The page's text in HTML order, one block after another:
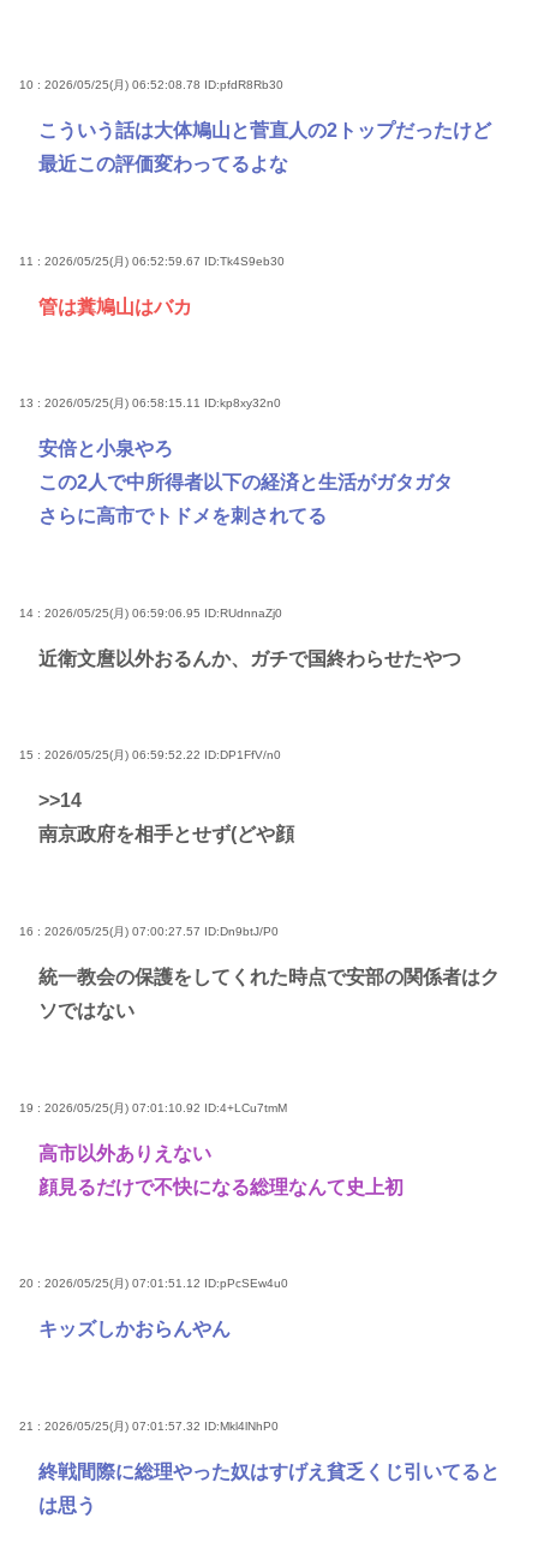
10 : 2026/05/25(月) 06:52:08.78 ID:pfdR8Rb30
こういう話は大体鳩山と菅直人の2トップだったけど
最近この評価変わってるよな
11 : 2026/05/25(月) 06:52:59.67 ID:Tk4S9eb30
管は糞鳩山はバカ
13 : 2026/05/25(月) 06:58:15.11 ID:kp8xy32n0
安倍と小泉やろ
この2人で中所得者以下の経済と生活がガタガタ
さらに高市でトドメを刺されてる
14 : 2026/05/25(月) 06:59:06.95 ID:RUdnnaZj0
近衛文麿以外おるんか、ガチで国終わらせたやつ
15 : 2026/05/25(月) 06:59:52.22 ID:DP1FfV/n0
>>14
南京政府を相手とせず(どや顔
16 : 2026/05/25(月) 07:00:27.57 ID:Dn9btJ/P0
統一教会の保護をしてくれた時点で安部の関係者はク
ソではない
19 : 2026/05/25(月) 07:01:10.92 ID:4+LCu7tmM
高市以外ありえない
顔見るだけで不快になる総理なんて史上初
20 : 2026/05/25(月) 07:01:51.12 ID:pPcSEw4u0
キッズしかおらんやん
21 : 2026/05/25(月) 07:01:57.32 ID:Mkl4lNhP0
終戦間際に総理やった奴はすげえ貧乏くじ引いてると
は思う